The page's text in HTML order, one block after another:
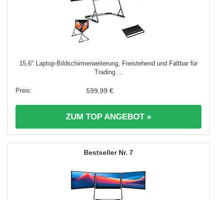
15,6" Laptop-Bildschirmerweiterung, Freistehend und Faltbar für
Trading ...
599,99 €
ZUM TOP ANGEBOT »
7